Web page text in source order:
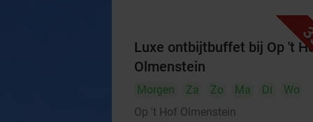
Luxe ontbijtbuffet bij Op 't
Olmenstein
Morgen Za Zo Ma Di
Wo
Op 't Hof Olmenstein